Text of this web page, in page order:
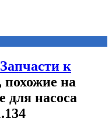
Запчасти к
похожие на
для насоса